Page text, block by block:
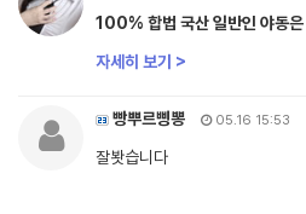
100% 합법 국산 일반인 야
자세히 보기 >
빵뿌르삥뽕 05.16 15:53
잘봣습니다